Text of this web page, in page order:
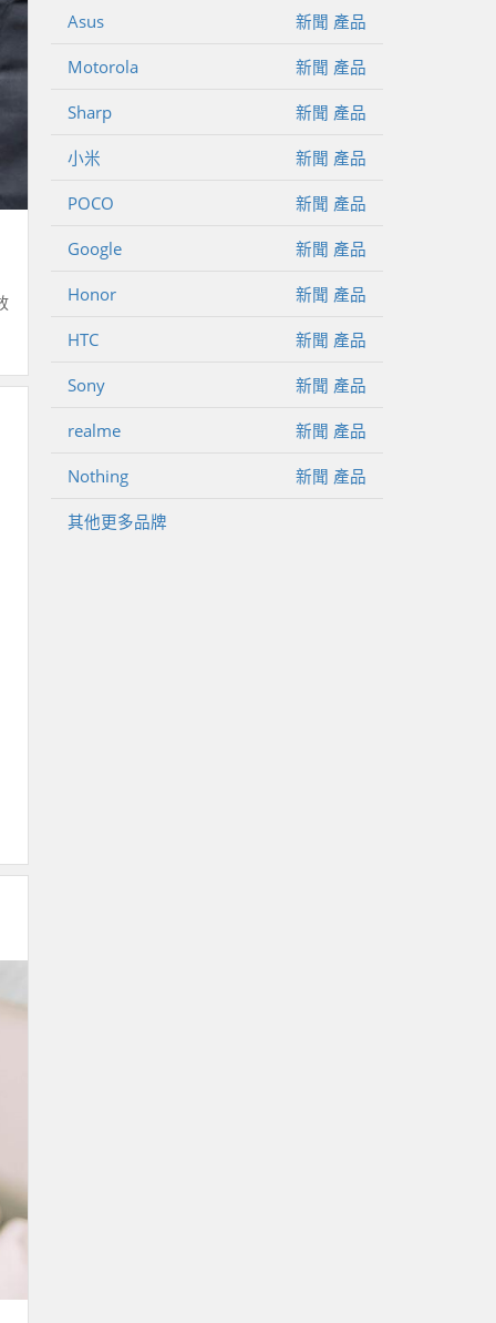
Asus 新聞 產品
Motorola 新聞 產品
Sharp 新聞 產品
小米 新聞 產品
POCO 新聞 產品
Google 新聞 產品
Honor 新聞 產品
HTC 新聞 產品
Sony 新聞 產品
realme 新聞 產品
Nothing 新聞 產品
其他更多品牌